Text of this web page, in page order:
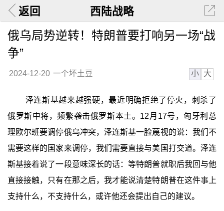
返回 西陆战略
俄乌局势逆转！特朗普要打响另一场“战
争”
2024-12-20 一个坏土豆 小 大
泽连斯基越来越强硬，最近明确拒绝了停火，刺杀了
俄罗斯中将，频繁袭击俄罗斯本土。12月17号，匈牙利总
理欧尔班要调停俄乌冲突，泽连斯基一脸蔑视的说：我们不
需要这样的国家来调停，我们需要直接与美国打交道。泽连
斯基接着说了一段意味深长的话：等特朗普就职后我回与他
直接接触，只有在那之后，我才能说清楚特朗普在这件事上
支持什么，不支持什么，或许他还会提出自己的建议。